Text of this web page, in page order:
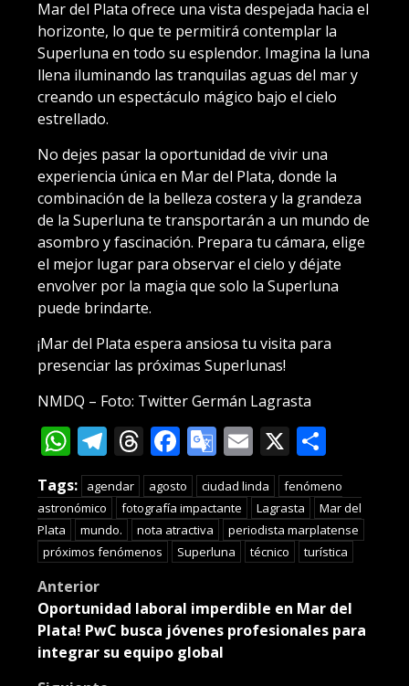
Mar del Plata ofrece una vista despejada hacia el
horizonte, lo que te permitirá contemplar la
Superluna en todo su esplendor. Imagina la luna
llena iluminando las tranquilas aguas del mar y
creando un espectáculo mágico bajo el cielo
estrellado.
No dejes pasar la oportunidad de vivir una
experiencia única en Mar del Plata, donde la
combinación de la belleza costera y la grandeza
de la Superluna te transportarán a un mundo de
asombro y fascinación. Prepara tu cámara, elige
el mejor lugar para observar el cielo y déjate
envolver por la magia que solo la Superluna
puede brindarte.
¡Mar del Plata espera ansiosa tu visita para
presenciar las próximas Superlunas!
NMDQ – Foto: Twitter Germán Lagrasta
WhatsApp
Telegram
Threads
Facebook
Google
Translate
Email
X
Tags: agendar agosto ciudad linda
fenómeno
astronómico
fotografía impactante Lagrasta
Mar del
Plata
mundo. nota atractiva
periodista marplatense
próximos fenómenos
Superluna técnico turística
Post
navigation
Anterior
Oportunidad laboral imperdible en Mar del
Plata! PwC busca jóvenes profesionales para
integrar su equipo global